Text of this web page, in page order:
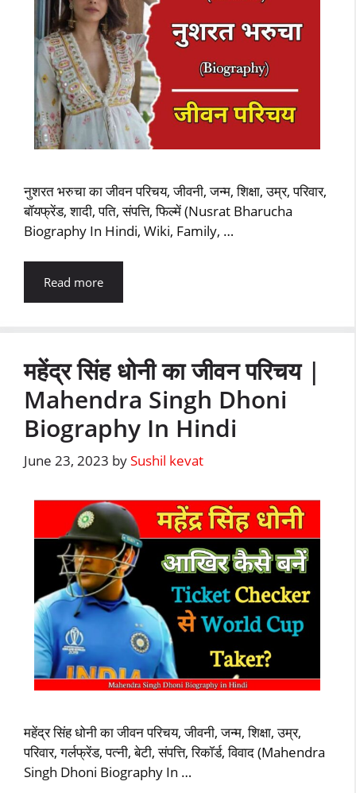
नुशरत भरुचा का जीवन परिचय, जीवनी, जन्म, शिक्षा, उम्र, परिवार,
बॉयफ्रेंड, शादी, पति, संपत्ति, फिल्में (Nusrat Bharucha
Biography In Hindi, Wiki, Family, …
Read more
महेंद्र सिंह धोनी का जीवन परिचय |
Mahendra Singh Dhoni
Biography In Hindi
June 23, 2023 bySushil kevat
महेंद्र सिंह धोनी का जीवन परिचय, जीवनी, जन्म, शिक्षा, उम्र,
परिवार, गर्लफ्रेंड, पत्नी, बेटी, संपत्ति, रिकॉर्ड, विवाद (Mahendra
Singh Dhoni Biography In …